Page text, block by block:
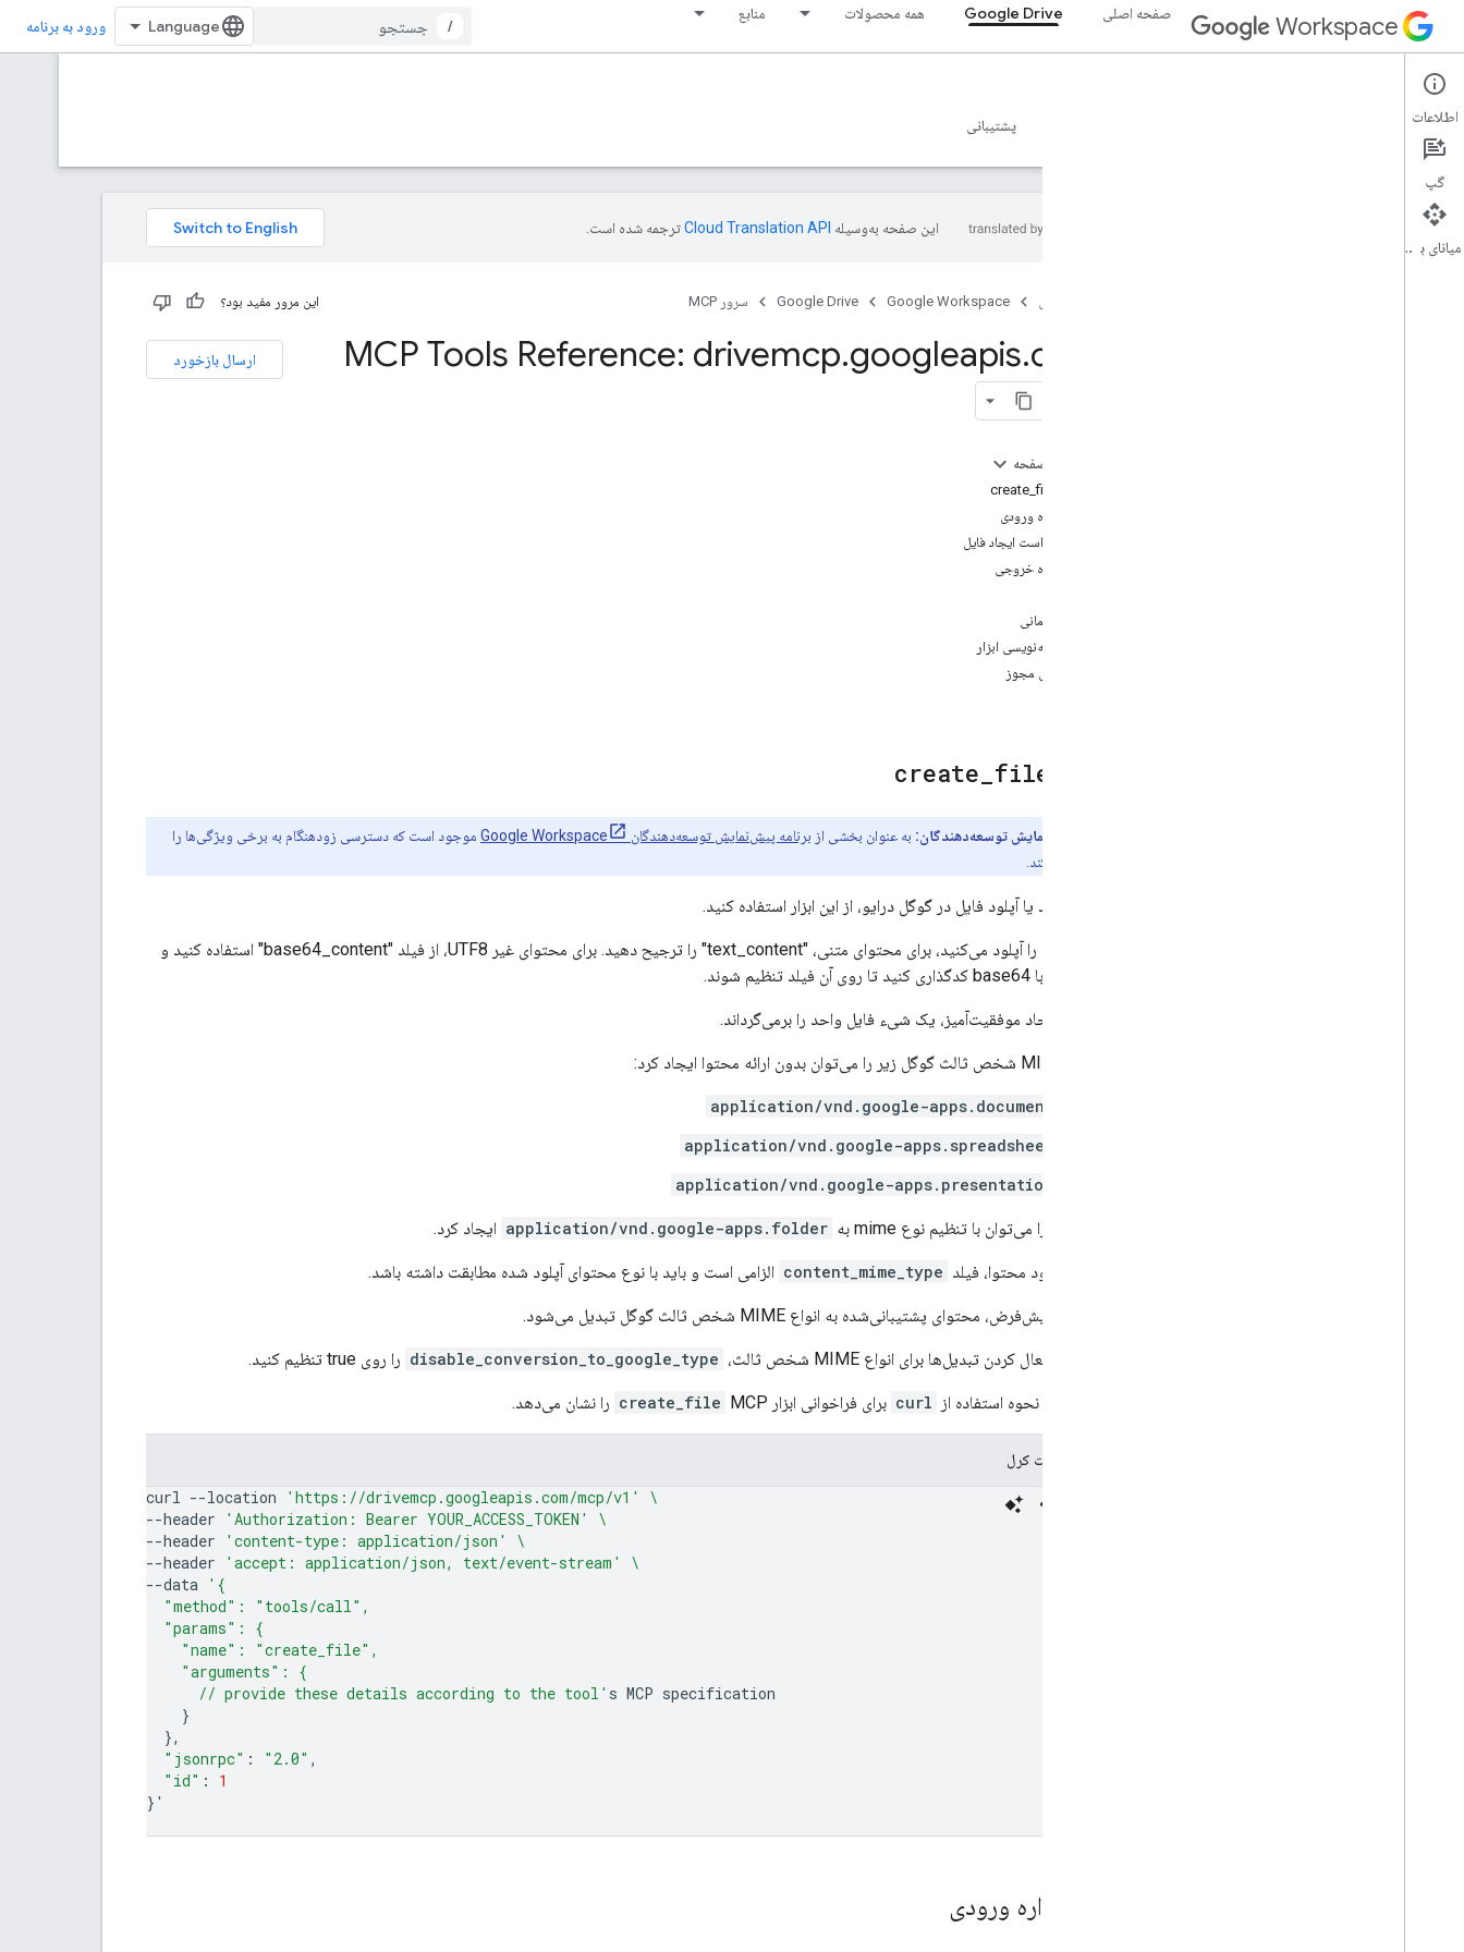
Workspace صفحه اصلی Google Drive همه محصولات منابع
/ ورود به برنامه
Google Drive
نمای کلی پشتیبانی
این صفحه به‌وسیله ترجمه شده است.
صفحه اصلی Google Workspace
Google Drive سرور MCP این مرور مفید بود؟
ارسال بازخورد MCP Tools Reference: drivemcp.googleapis.com
در این صفحه
طرحواره ورودی
درخواست ایجاد فایل
طرحواره خروجی
مهر زمانی
حاشیه‌نویسی ابزار
دامنه‌های مجوز
create file
پیش‌نمایش توسعه‌دهندگان: به عنوان بخشی از برنامه پیش‌نمایش توسعه‌دهندگان Google Workspace
موجود است که دسترسی زودهنگام به برخی ویژگی‌ها را
فراهم می‌کند.
برای ایجاد یا آپلود فایل در گوگل درایو، از این ابزار استفاده کنید.
اگر محتوا را آپلود می‌کنید، برای محتوای متنی، "text_content" را ترجیح دهید. برای محتوای غیر UTF8، از فیلد "base64_content" استفاده کنید و
داده‌ها را با base64 کدگذاری کنید تا روی آن فیلد تنظیم شوند.
پس از ایجاد موفقیت‌آمیز، یک شیء فایل واحد را برمی‌گرداند.
application/vnd.google-apps.document
application/vnd.google-apps.spreadsheet
application/vnd.google-apps.presentation
پوشه‌ها را می‌توان با تنظیم نوع mime به application/vnd.google-apps.folder ایجاد کرد.
هنگام آپلود محتوا، فیلد content_mime_type الزامی است و باید با نوع محتوای آپلود شده مطابقت داشته باشد.
به طور پیش‌فرض، محتوای پشتیبانی‌شده به انواع MIME شخص ثالث گوگل تبدیل می‌شود.
برای غیرفعال کردن تبدیل‌ها برای انواع MIME شخص ثالث، disable_conversion_to_google_type را روی true تنظیم کنید.
نمونه زیر نحوه استفاده از curl برای فراخوانی ابزار create_file MCP را نشان می‌دهد.
درخواست کرل
curl --location 'https://drivemcp.googleapis.com/mcp/v1'
\
--header
'Authorization: Bearer YOUR_ACCESS_TOKEN'
\
--header
'content-type: application/json'
\
--header
'accept: application/json, text/event-stream'
\
--data '{
  "method": "tools/call",
  "params": {
    "name": "create_file",
    "arguments": {
      // provide these details according to the tool'
s MCP
}
}
"jsonrpc" : "2.0"
"id" :
1
} '
طرحواره ورودی
اطلاعات
گپ
میانای برنامه‌سازی کاربردی